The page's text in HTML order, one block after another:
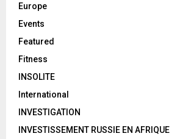
Europe
Events
Featured
Fitness
INSOLITE
International
INVESTIGATION
INVESTISSEMENT RUSSIE EN AFRIQUE